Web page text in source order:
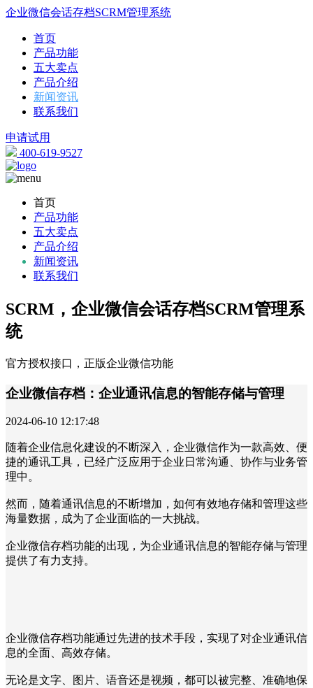
企业微信会话存档SCRM管理系统
首页
产品功能
五大卖点
产品介绍
新闻资讯
联系我们
申请试用
400-619-9527
首页
产品功能
五大卖点
产品介绍
新闻资讯
联系我们
SCRM，企业微信会话存档SCRM管理系
统
官方授权接口，正版企业微信功能
企业微信存档：企业通讯信息的智能存储与管理
2024-06-10 12:17:48
随着企业信息化建设的不断深入，企业微信作为一款高效、便
捷的通讯工具，已经广泛应用于企业日常沟通、协作与业务管
理中。
然而，随着通讯信息的不断增加，如何有效地存储和管理这些
海量数据，成为了企业面临的一大挑战。
企业微信存档功能的出现，为企业通讯信息的智能存储与管理
提供了有力支持。
企业微信存档功能通过先进的技术手段，实现了对企业通讯信
息的全面、高效存储。
无论是文字、图片、语音还是视频，都可以被完整、准确地保